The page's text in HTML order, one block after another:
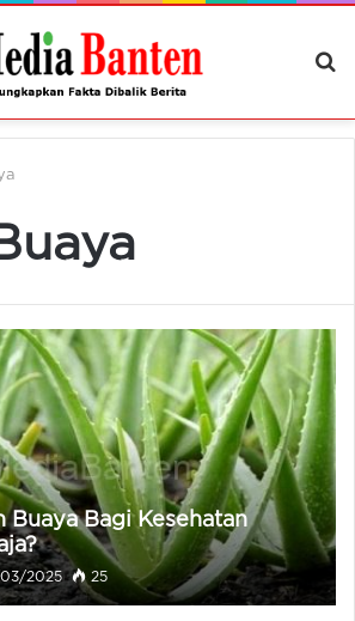
Buaya Bagi Kesehatan
2025 25